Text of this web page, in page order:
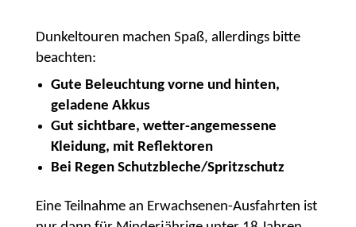
Dunkeltouren machen Spaß, allerdings bitte
beachten:
Gute Beleuchtung vorne und hinten,
geladene Akkus
Gut sichtbare, wetter-angemessene
Kleidung, mit Reflektoren
Bei Regen Schutzbleche/Spritzschutz
Eine Teilnahme an Erwachsenen-Ausfahrten ist